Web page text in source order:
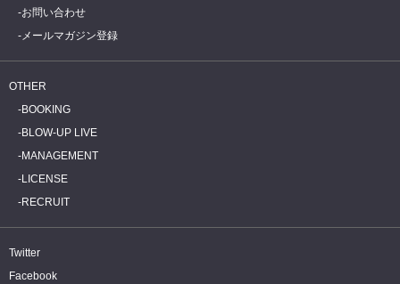
お問い合わせ
メールマガジン登録
OTHER
BOOKING
BLOW-UP LIVE
MANAGEMENT
LICENSE
RECRUIT
Twitter
Facebook